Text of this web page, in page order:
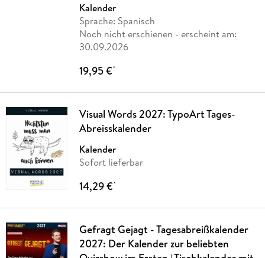
Kalender
Sprache: Spanisch
Noch nicht erschienen - erscheint am:
30.09.2026
19,95 €*
Visual Words 2027: TypoArt Tages-
Abreisskalender
Kalender
Sofort lieferbar
14,29 €*
Gefragt Gejagt - Tagesabreißkalender
2027: Der Kalender zur beliebten